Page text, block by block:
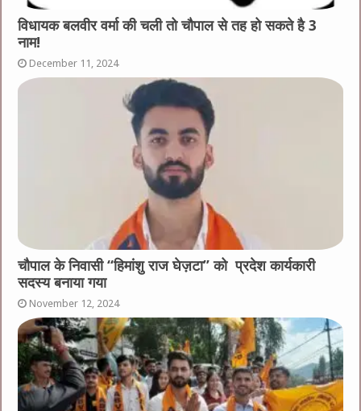
विधायक बलवीर वर्मा की चली तो चौपाल से तह हो सकते है 3
नाम!
December 11, 2024
चौपाल के निवासी “हिमांशु राज घेज़टा” को प्रदेश कार्यकारी
सदस्य बनाया गया
November 12, 2024